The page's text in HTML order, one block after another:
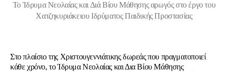
Το Ίδρυμα Νεολαίας και Διά Βίου Μάθησης αρωγός στο έργο του
Χατζηκυριάκειου Ιδρύματος Παιδικής Προστασίας
Στο πλαίσιο της Χριστουγεννιάτικης δωρεάς που πραγματοποιεί
κάθε χρόνο, το Ίδρυμα Νεολαίας και Δια Βίου Μάθησης